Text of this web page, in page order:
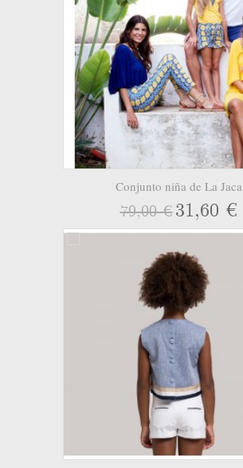
Conjunto niña de La Jaca
79,00 €31,60 €